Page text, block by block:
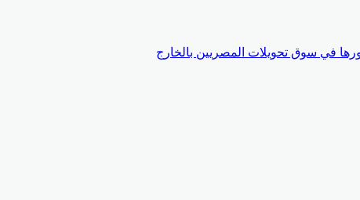
في سوق تحويلات المصريين بالخارج